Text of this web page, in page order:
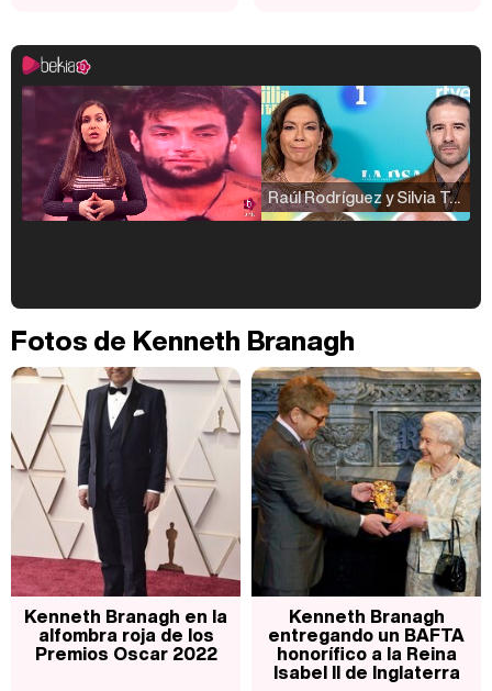
Raúl Rodríguez y Silvia Taulés nos cuentan su papel en 'La familia de la tele'
Carlota Corredera y Javier de Hoyos: "La tele tiene que representar al público también y aquí están todos los perfiles posibles&quo;
Así se tomó Felipe VI que la Infanta Sofía no quisiera recibir formación militar
Fotos de Kenneth Branagh
Kenneth Branagh en la
alfombra roja de los
Premios Oscar 2022
Kenneth Branagh
entregando un BAFTA
honorífico a la Reina
Isabel II de Inglaterra